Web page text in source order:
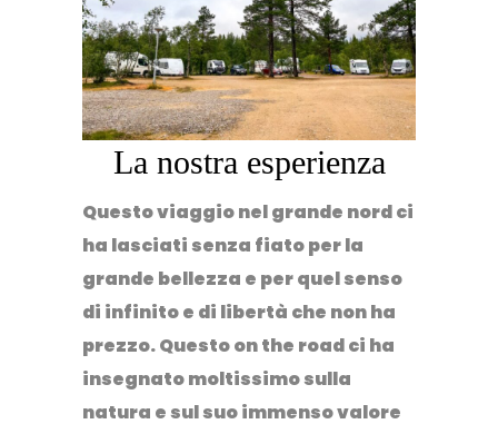
La nostra esperienza
Questo viaggio nel grande nord ci
ha lasciati senza fiato per la
grande bellezza e per quel senso
di infinito e di libertà che non ha
prezzo. Questo on the road ci ha
insegnato moltissimo sulla
natura e sul suo immenso valore